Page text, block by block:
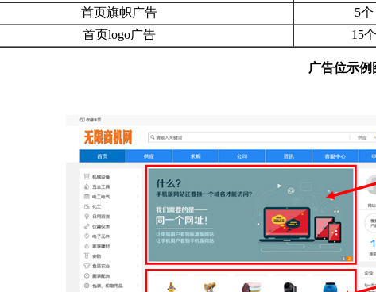
首页旗帜广告 5个
首页logo广告 15个
广告位示例